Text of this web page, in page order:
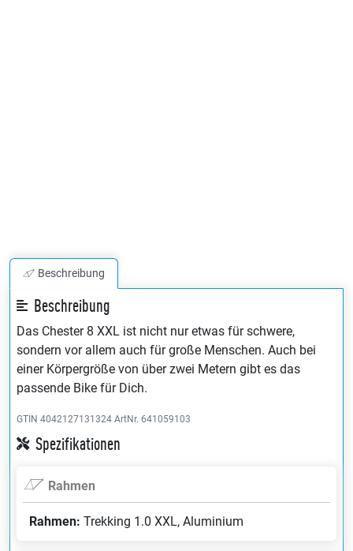
Beschreibung
Beschreibung
Das Chester 8 XXL ist nicht nur etwas für schwere,
sondern vor allem auch für große Menschen. Auch bei
einer Körpergröße von über zwei Metern gibt es das
passende Bike für Dich.
GTIN 4042127131324 ArtNr. 641059103
Spezifikationen
Rahmen
Rahmen: Trekking 1.0 XXL, Aluminium